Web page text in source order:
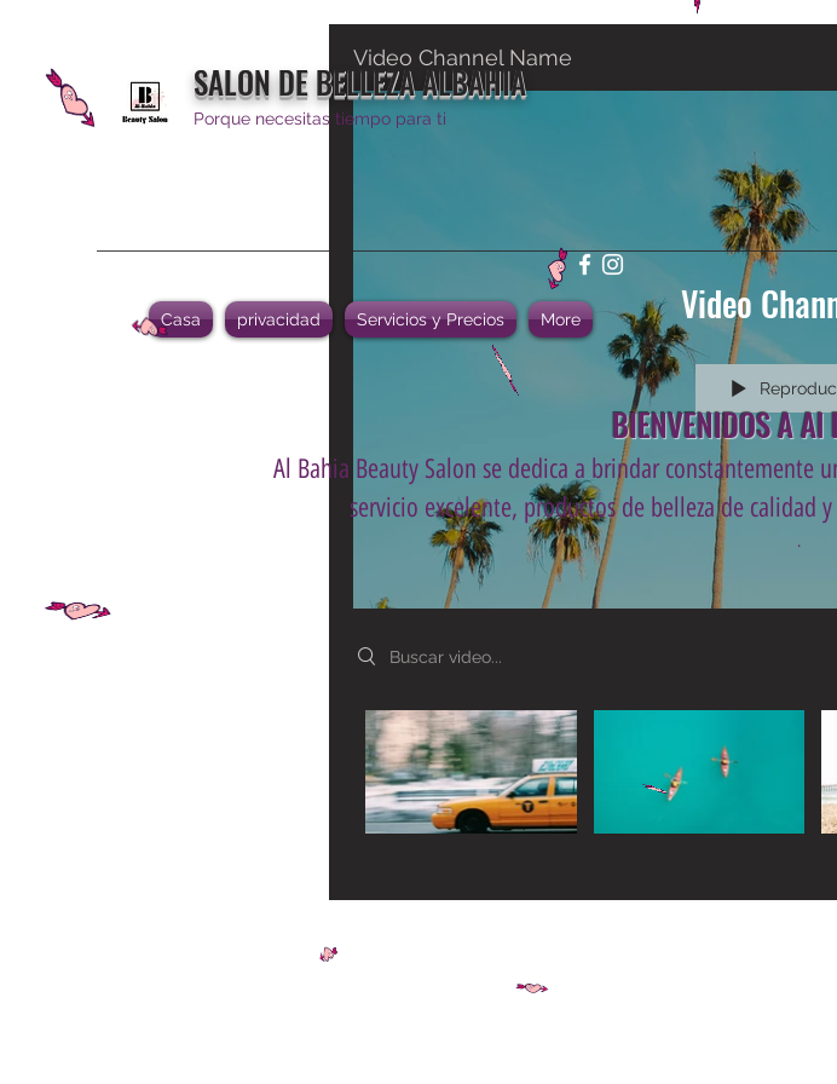
SALON DE BELLEZA ALBAHIA
Porque necesitas tiempo para ti
Casa privacidad Servicios y Precios More
BIENVENIDOS A
Al Bahia Beauty Salon se dedica a brindar constantemente
servicio excelente, productos de belleza de
.
Widget Didn’t Load
Check your
If that doesn’t
Video Channel Name
Video
Search videos